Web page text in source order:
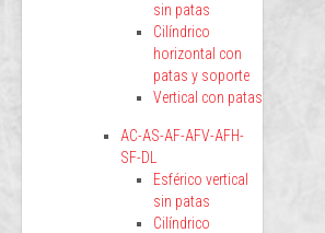
sin patas
Cilíndrico
horizontal con
patas y soporte
Vertical con patas
AC-AS-AF-AFV-AFH-
SF-DL
Esférico vertical
sin patas
Cilíndrico